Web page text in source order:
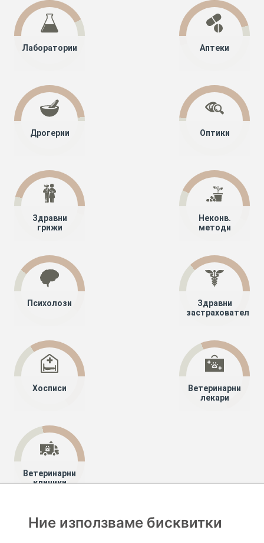
Лаборатории Аптеки
Дрогерии Оптики
Здравни
грижи
Неконв.
методи
Психолози
Здравни
застрахователи
Хосписи
Ветеринарни
лекари
Ветеринарни
клиники
Специалисти
Ние използваме бисквитки